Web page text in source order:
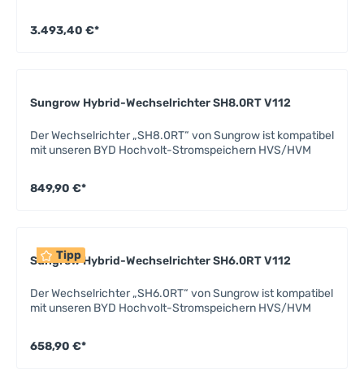
3.493,40 €*
Sungrow Hybrid-Wechselrichter SH8.0RT V112
Der Wechselrichter „SH8.0RT“ von Sungrow ist kompatibel
mit unseren BYD Hochvolt-Stromspeichern HVS/HVM
849,90 €*
TippSungrow Hybrid-Wechselrichter SH6.0RT V112
Der Wechselrichter „SH6.0RT“ von Sungrow ist kompatibel
mit unseren BYD Hochvolt-Stromspeichern HVS/HVM
658,90 €*